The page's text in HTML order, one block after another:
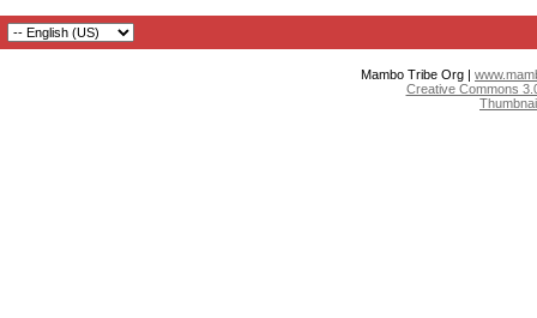
Mambo Tribe Org |
Creative Commons